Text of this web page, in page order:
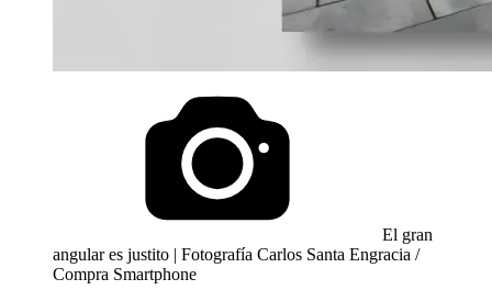
El gran
angular es justito | Fotografía Carlos Santa Engracia /
Compra Smartphone